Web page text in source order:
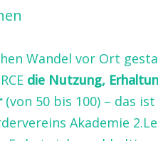
Wandel vor Ort
die Nutzung,
(von 50 bis 100) – das
Akademie